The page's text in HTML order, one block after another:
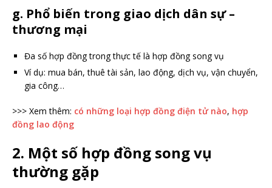
g. Phổ biến trong giao dịch dân sự –
thương mại
Đa số hợp đồng trong thực tế là hợp đồng song vụ
Ví dụ: mua bán, thuê tài sản, lao động, dịch vụ, vận chuyển,
gia công…
>>> Xem thêm: có những loại hợp đồng điện tử nào, hợp
đồng lao động
2. Một số hợp đồng song vụ
thường gặp